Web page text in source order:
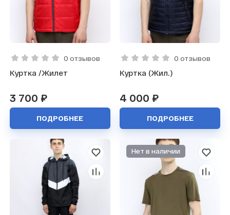
0 отзывов
Куртка /Жилет
3 700 ₽
ПОДРОБНЕЕ
0 отзывов
Куртка (Жил.)
4 000 ₽
ПОДРОБНЕЕ
Нет в наличии